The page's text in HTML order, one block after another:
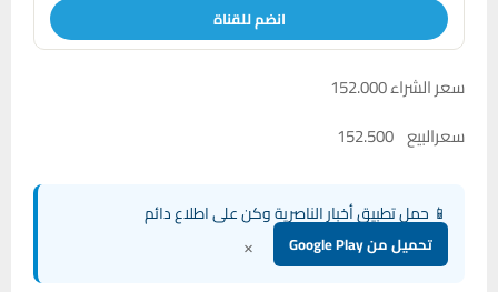
انضم للقناة
سعر الشراء 152.000
سعرالبيع 152.500
📱 حمل تطبيق أخبار الناصرية وكن على اطلاع دائم
تحميل من Google Play ×